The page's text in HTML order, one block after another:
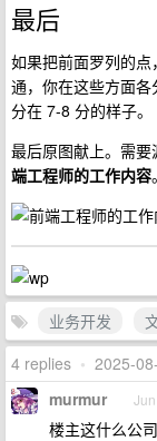
最后
如果把前面罗列的
通，你在这些方面
分在 7-8 分的样子。
最后原图献上。需要
端工程师的工作内容。
业务开发
4 replies • 2025-
murmur
楼主这什么公